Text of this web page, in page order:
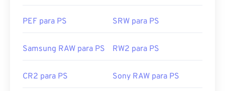
PEF para PS SRW para PS
Samsung RAW para PS RW2 para PS
CR2 para PS Sony RAW para PS